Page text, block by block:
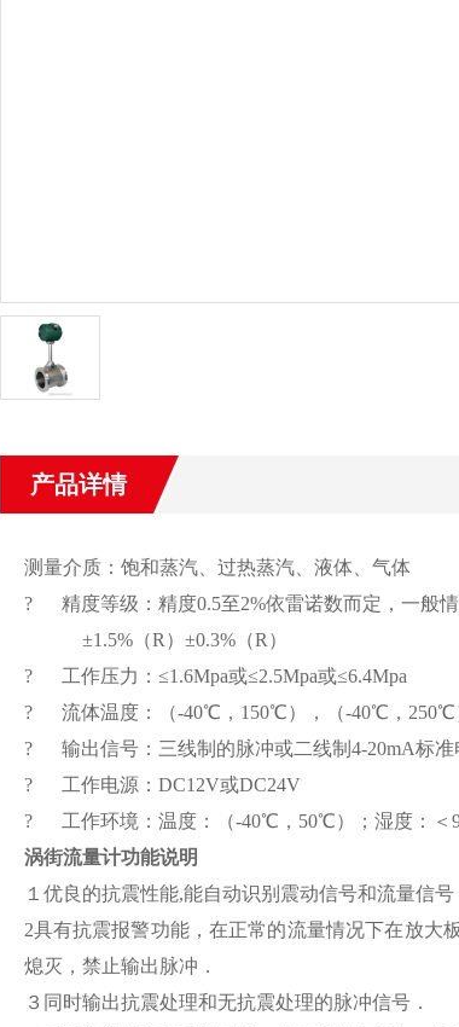
产品详情
测量介质：饱和蒸汽、过热蒸汽、液体、气体
? 精度等级：精度0.5至2%依雷诺数而定，一般
±1.5%（R）±0.3%（R）
? 工作压力：≤1.6Mpa或≤2.5Mpa或≤6.4Mpa
? 流体温度：（-40℃，150℃），（-40℃，250℃
? 输出信号：三线制的脉冲或二线制4-20mA标准
? 工作电源：DC12V或DC24V
? 工作环境：温度：（-40℃，50℃）；湿度：＜
涡街流量计功能说明
１优良的抗震性能,能自动识别震动信号和流量信号
2具有抗震报警功能，在正常的流量情况下在放大
熄灭，禁止输出脉冲．
３同时输出抗震处理和无抗震处理的脉冲信号．